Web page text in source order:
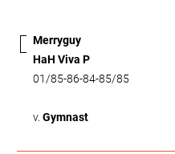
Merryguy
HaH Viva P
01/85-86-84-85/85
v. Gymnast